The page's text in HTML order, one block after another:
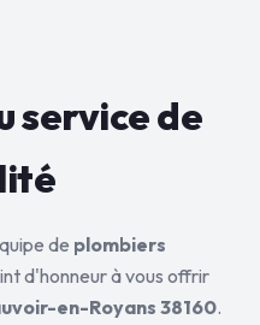
service de
de plombiers
d'honneur à vous offrir
en-Royans 38160.